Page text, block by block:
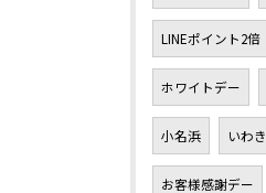
LINEポイント2倍
ホワイトデー
小名浜 いわき
お客様感謝デー